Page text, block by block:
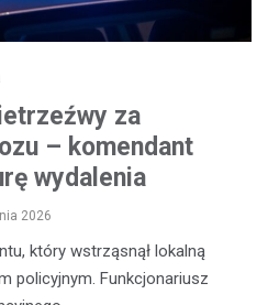
za
– komendant
wydalenia
2026
który wstrząsnął lokalną
policyjnym. Funkcjonariusz